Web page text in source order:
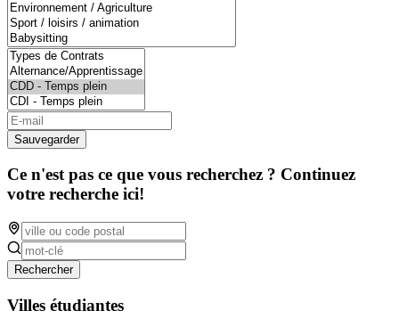
Sauvegarder
Ce n'est pas ce que vous recherchez ? Continuez
votre recherche ici!
Rechercher
Villes étudiantes